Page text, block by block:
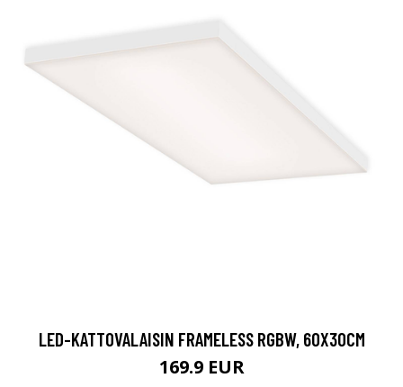
LED-KATTOVALAISIN FRAMELESS RGBW, 60X30CM
169.9 EUR